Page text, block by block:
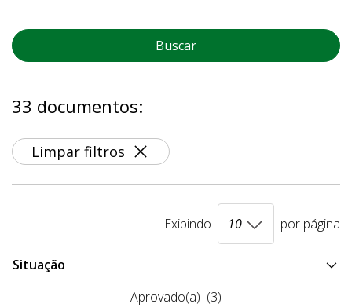
Buscar
33 documentos:
Limpar filtros
Exibindo por página
Situação
Aprovado(a) (3)